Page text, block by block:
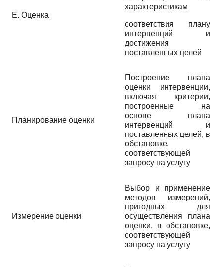
E. Оценка
характеристикам
соответствия плану
интервенций и
достижения
поставленных целей
Планирование оценки
Построение плана
оценки интервенции,
включая критерии,
построенные на
основе плана
интервенций и
поставленных целей, в
обстановке,
соответствующей
запросу на услугу
Измерение оценки
Выбор и применение
методов измерений,
пригодных для
осуществления плана
оценки, в обстановке,
соответствующей
запросу на услугу